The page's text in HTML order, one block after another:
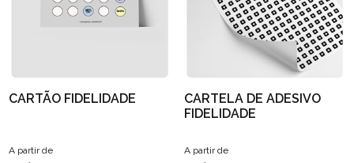
CARTÃO FIDELIDADE
A partir de
CARTELA DE ADESIVO
FIDELIDADE
A partir de